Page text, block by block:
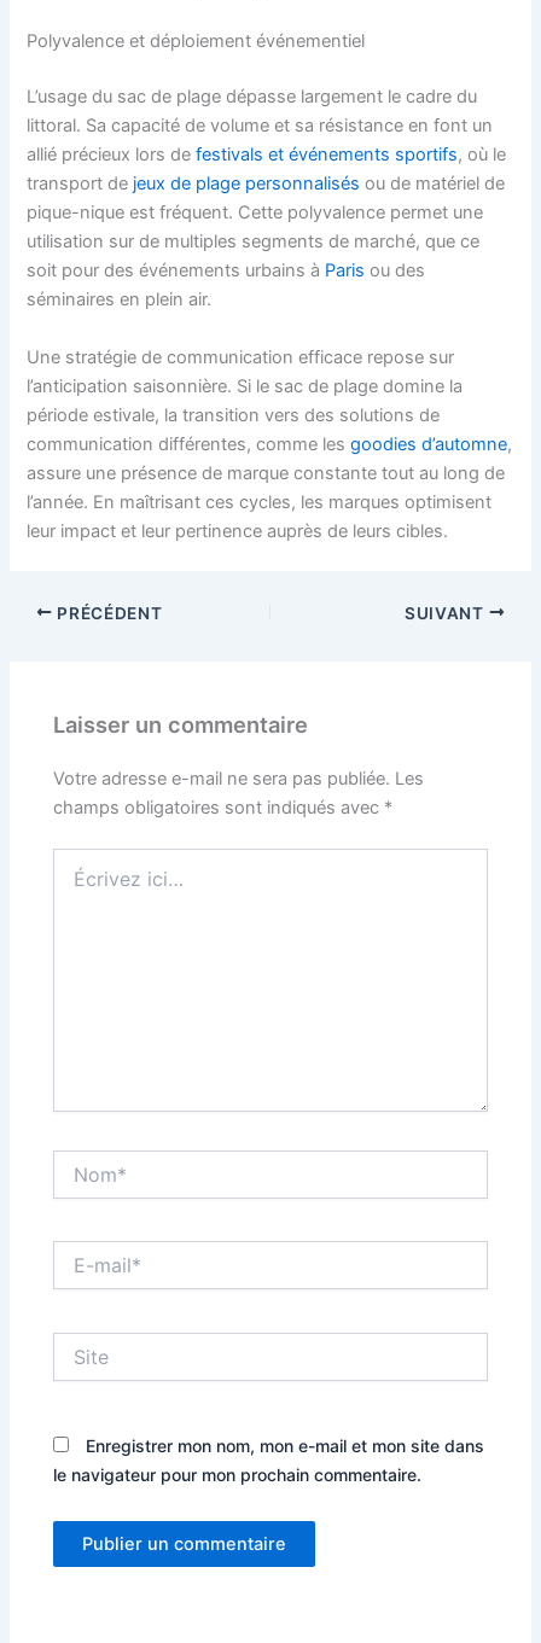
Polyvalence et déploiement événementiel
L’usage du sac de plage dépasse largement le cadre du
littoral. Sa capacité de volume et sa résistance en font un
allié précieux lors defestivals et événements sportifs, où le
transport de jeux de plage personnalisés ou de matériel de
pique-nique est fréquent. Cette polyvalence permet une
utilisation sur de multiples segments de marché, que ce
soit pour des événements urbains à Paris ou des
séminaires en plein air.
Une stratégie de communication efficace repose sur
l’anticipation saisonnière. Si le sac de plage domine la
période estivale, la transition vers des solutions de
communication différentes, comme lesgoodies d’automne,
assure une présence de marque constante tout au long de
l’année. En maîtrisant ces cycles, les marques optimisent
leur impact et leur pertinence auprès de leurs cibles.
PRÉCÉDENT SUIVANT
Laisser un commentaire
Votre adresse e-mail ne sera pas publiée. Les
champs obligatoires sont indiqués avec *
ici…
mail*
Enregistrer mon nom, mon e-mail et mon site dans
le navigateur pour mon prochain commentaire.